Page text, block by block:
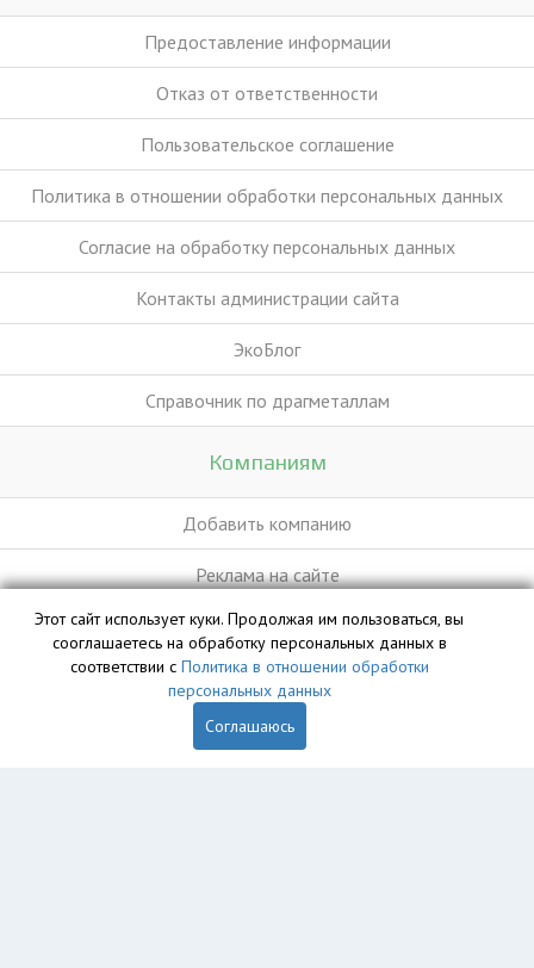
Предоставление информации
Отказ от ответственности
Пользовательское соглашение
Политика в отношении обработки персональных данных
Согласие на обработку персональных данных
Контакты администрации сайта
ЭкоБлог
Справочник по драгметаллам
Компаниям
Добавить компанию
Реклама на сайте
База данных сайта vyvoz.org является интеллектуальной
собственностью ООО «Профит» и охраняется законом.
Этот сайт использует куки. Продолжая им пользоваться, вы
сооглашаетесь на обработку персональных данных в
соответствии с Политика в отношении обработки
персональных данных
Соглашаюсь